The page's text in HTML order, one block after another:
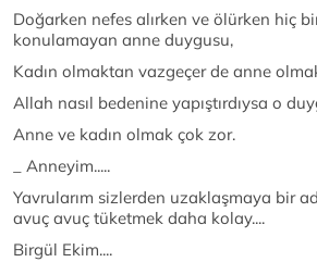
Doğarken nefes alırken ve ölürken hiç
konulamayan anne duygusu,
Kadın olmaktan vazgeçer de anne
Allah nasıl bedenine yapıştırdıysa o
Anne ve kadın olmak çok zor.
_ Anneyim.....
Yavrularım sizlerden uzaklaşmaya bir
avuç avuç tüketmek daha kolay....
Birgül Ekim....